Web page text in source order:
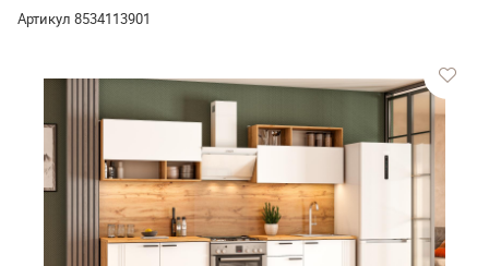
Артикул 8534113901